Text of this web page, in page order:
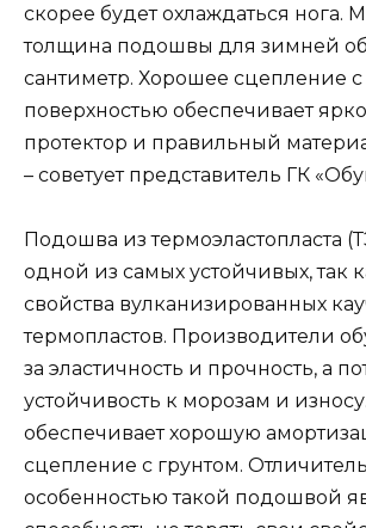
скорее будет охлаждаться нога.
толщина подошвы для зимней
сантиметр. Хорошее сцепление с
поверхностью обеспечивает
протектор и правильный
– советует представитель ГК
Подошва из термоэластопласта
одной из самых устойчивых, так
свойства вулканизированных
термопластов. Производители
за эластичность и прочность, а
устойчивость к морозам и
обеспечивает хорошую
сцепление с грунтом.
особенностью такой подошвой